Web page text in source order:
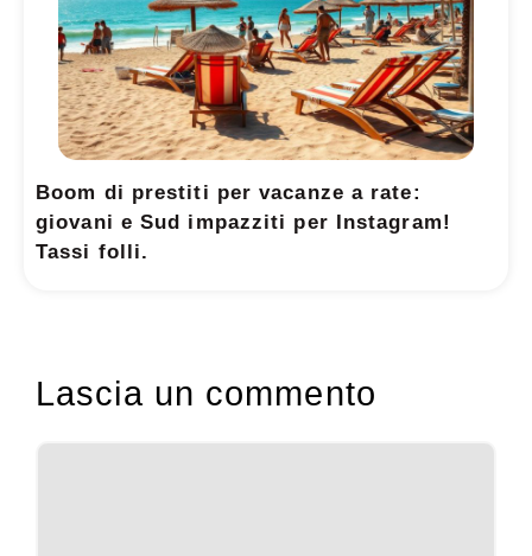
Boom di prestiti per vacanze a rate:
giovani e Sud impazziti per Instagram!
Tassi folli.
Lascia un commento